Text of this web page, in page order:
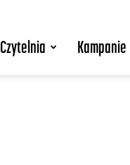
Czytelnia Kampanie